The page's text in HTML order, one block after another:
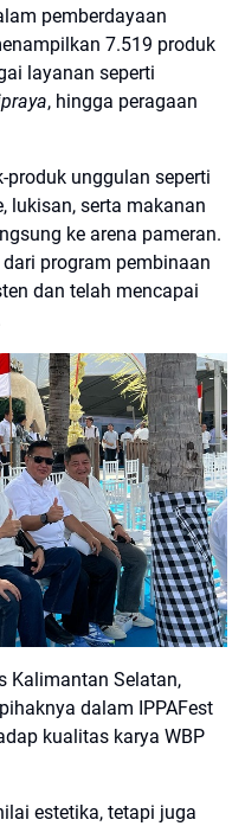
pemberdayaan
7.519 produk
layanan seperti
, hingga peragaan
produk unggulan seperti
, lukisan, serta makanan
ke arena pameran.
program pembinaan
dan telah mencapai
Kalimantan Selatan,
dalam IPPAFest
kualitas karya WBP
estetika, tetapi juga